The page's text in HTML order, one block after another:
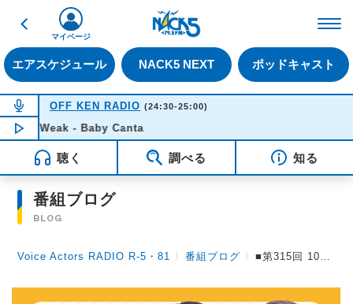
戻る
エアスケジュール NACK5 NEXT ポッドキャスト
マイページ
NOW ON AIR
OFF KEN RADIO (24:30-25:00)
NOW PLAYING00:52
Weak - Baby Canta
聴く 調べる 知る
番組ブログ
BLOG
Voice Actors RADIO R-5・81 〉番組ブログ 〉■第315回 10月19日(日）放送。【10月で番組は、丸6周年を迎え、７年目に入りました。】